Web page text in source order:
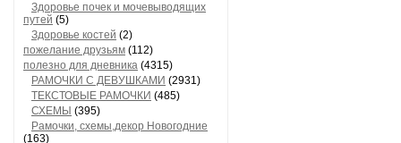
Здоровье почек и мочевыводящих
путей (5)
Здоровье костей (2)
пожелание друзьям (112)
полезно для дневника (4315)
РАМОЧКИ С ДЕВУШКАМИ (2931)
ТЕКСТОВЫЕ РАМОЧКИ (485)
СХЕМЫ (395)
Рамочки, схемы,декор Новогодние
(163)